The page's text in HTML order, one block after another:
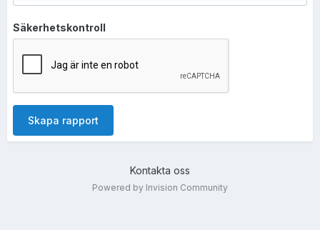
Säkerhetskontroll
Skapa rapport
Kontakta oss
Powered by Invision Community